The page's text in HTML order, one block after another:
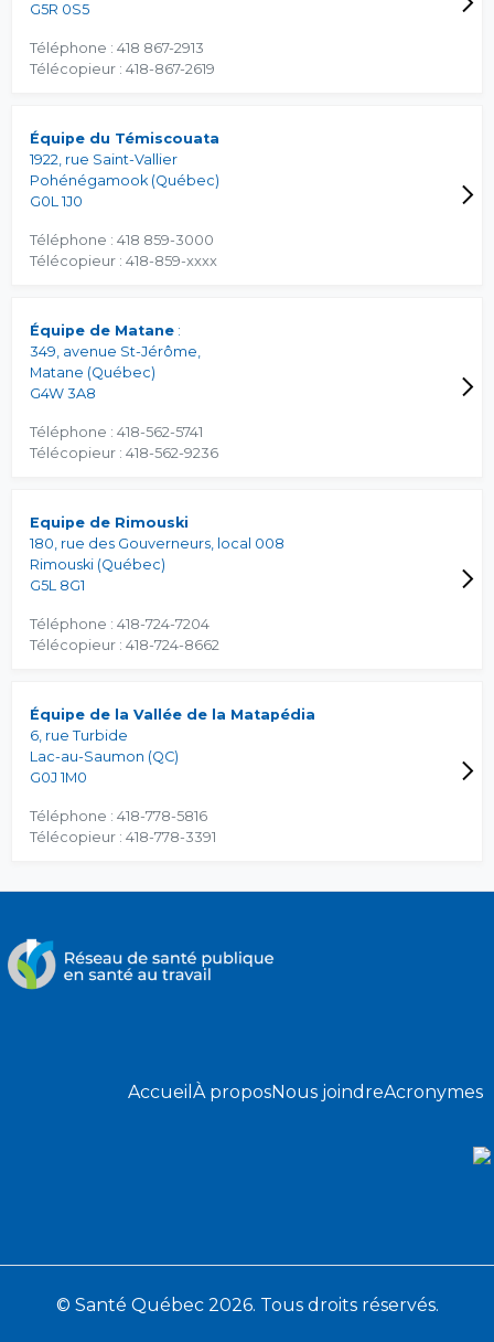
G5R 0S5
Téléphone : 418 867-2913
Télécopieur : 418-867-2619
Équipe du Témiscouata
1922, rue Saint-Vallier
Pohénégamook (Québec)
G0L 1J0
Téléphone : 418 859-3000
Télécopieur : 418-859-xxxx
Équipe de Matane :
349, avenue St-Jérôme,
Matane (Québec)
G4W 3A8
Téléphone : 418-562-5741
Télécopieur : 418-562-9236
Equipe de Rimouski
180, rue des Gouverneurs, local 008
Rimouski (Québec)
G5L 8G1
Téléphone : 418-724-7204
Télécopieur : 418-724-8662
Équipe de la Vallée de la Matapédia
6, rue Turbide
Lac-au-Saumon (QC)
G0J 1M0
Téléphone : 418-778-5816
Télécopieur : 418-778-3391
Accueil À proposNous joindreAcronymes
© Santé Québec 2026. Tous droits réservés.